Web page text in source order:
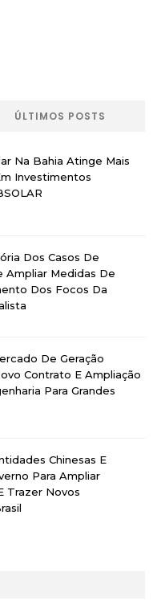
ÚLTIMOS POSTS
Na Bahia Atinge Mais
Investimentos
Dos Casos De
Ampliar Medidas De
Dos Focos Da
De Geração
Contrato E Ampliação
Para Grandes
Chinesas E
Para Ampliar
Trazer Novos